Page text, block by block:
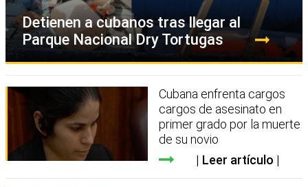
Detienen a cubanos tras llegar al
Parque Nacional Dry Tortugas
Cubana enfrenta cargos
cargos de asesinato en
primer grado por la muerte
de su novio
Leer artículo